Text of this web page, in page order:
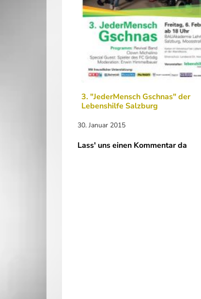
3. "JederMensch Gschnas" der
Lebenshilfe Salzburg
30. Januar 2015
Lass' uns einen Kommentar da